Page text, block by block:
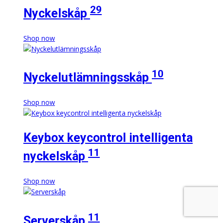
Nyckelskåp 29
Shop now
Nyckelutlämningsskåp 10
Shop now
Keybox keycontrol intelligenta
nyckelskåp 11
Shop now
11